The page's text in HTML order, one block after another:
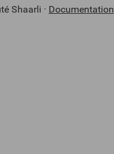
Shaarli · Documentation